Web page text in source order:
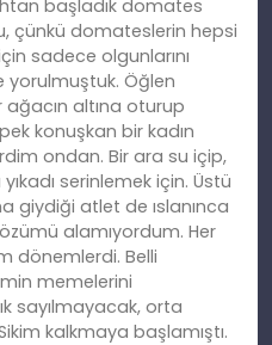
başladık domates
çünkü domateslerin hepsi
sadece olgunlarını
yorulmuştuk. Öğlen
ağacın altına oturup
konuşkan bir kadın
ondan. Bir ara su içip,
serinlemek için. Üstü
giydiği atlet de ıslanınca
alamıyordum. Her
dönemlerdi. Belli
memelerini
sayılmayacak, orta
kalkmaya başlamıştı.